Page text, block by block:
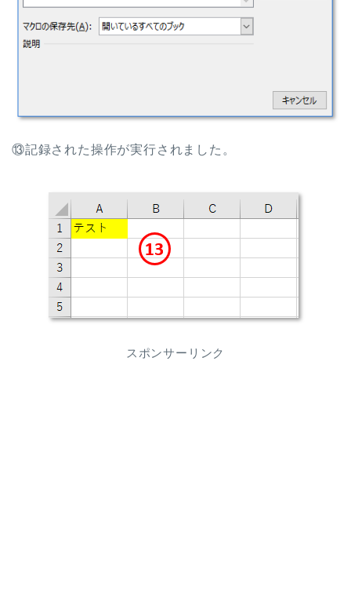
⑬記録された操作が実行されました。
スポンサーリンク